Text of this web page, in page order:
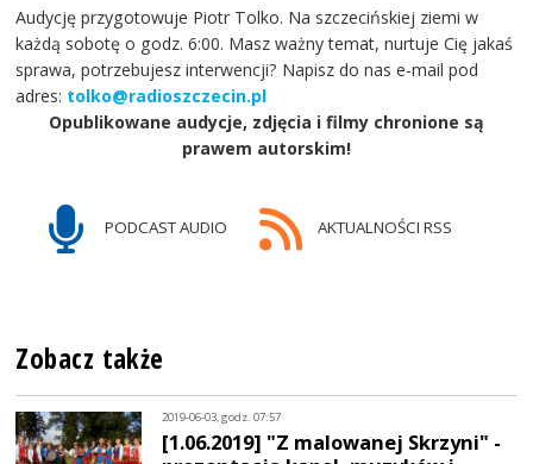
Audycję przygotowuje Piotr Tolko. Na szczecińskiej ziemi w
każdą sobotę o godz. 6:00. Masz ważny temat, nurtuje Cię jakaś
sprawa, potrzebujesz interwencji? Napisz do nas e-mail pod
adres: tolko@radioszczecin.pl
Opublikowane audycje, zdjęcia i filmy chronione są
prawem autorskim!
PODCAST AUDIO AKTUALNOŚCI RSS
Zobacz także
2019-06-03, godz. 07:57
[1.06.2019] "Z malowanej Skrzyni" -